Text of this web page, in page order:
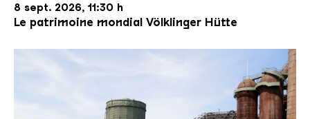
8 sept. 2026, 11:30 h
Le patrimoine mondial Völklinger Hütte